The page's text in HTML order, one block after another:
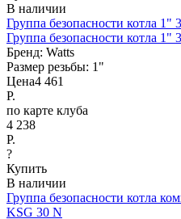
В наличии
Группа безопасности котла 1"
Группа безопасности котла 1"
Бренд: Watts
Размер резьбы: 1"
Цена4 461
Р.
по карте клуба
4 238
Р.
?
Купить
В наличии
Группа безопасности котла
KSG 30 N